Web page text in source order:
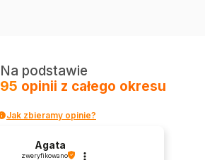
Na podstawie
95 opinii z całego okresu
Jak zbieramy opinie?
Agata
zweryfikowano